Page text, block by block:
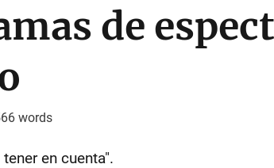
de
words
en cuenta".